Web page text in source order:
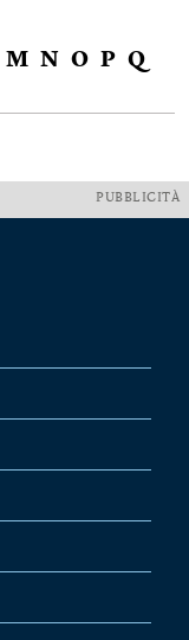
M N O P Q
PUBBLICITÀ